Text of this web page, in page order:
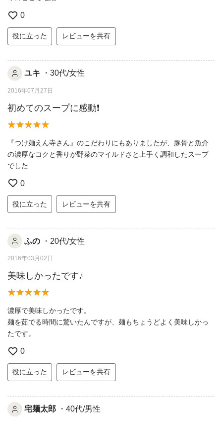
0
役に立った レビューを共有
ユキ ・30代/女性
2016年07月27日
初めてのスープに感動❗
『つけ麺えん寺さん』のこだわりにもありましたが、豚骨と魚介
の濃厚なコクと香りが野菜のマイルドさと上手く調和したスープ
でした
0
役に立った レビューを共有
ふの ・20代/女性
2016年03月02日
美味しかったです♪
濃厚で美味しかったです。
麺を茹でる時間に驚いたんですが、麺もちょうどよく美味しかっ
たです。
0
役に立った レビューを共有
宅麺太郎 ・40代/男性